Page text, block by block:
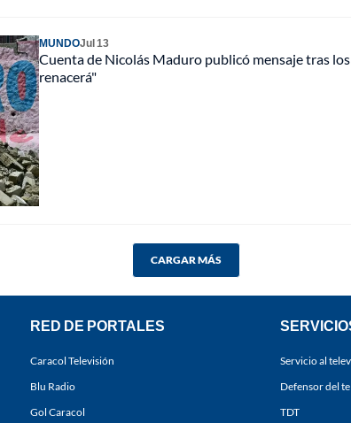
MUNDOJul 13
Cuenta de Nicolás Maduro publicó mensaje tras
renacerá"
CARGAR MÁS
RED DE PORTALES
Caracol Televisión
Blu Radio
Gol Caracol
Servicio al
Defensor del
TDT